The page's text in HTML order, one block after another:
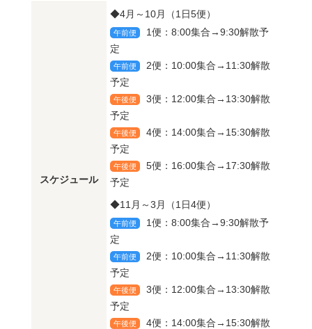
スケジュール
◆4月～10月（1日5便）
午前便
1便：8:00集合→9:30解散予
定
午前便
2便：10:00集合→11:30解散
予定
午後便
3便：12:00集合→13:30解散
予定
午後便
4便：14:00集合→15:30解散
予定
午後便
5便：16:00集合→17:30解散
予定
◆11月～3月（1日4便）
午前便
1便：8:00集合→9:30解散予
定
午前便
2便：10:00集合→11:30解散
予定
午後便
3便：12:00集合→13:30解散
予定
午後便
4便：14:00集合→15:30解散